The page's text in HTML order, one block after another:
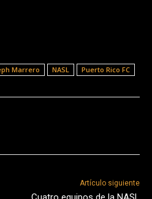
Marrero NASL Puerto Rico FC
Artículo siguiente